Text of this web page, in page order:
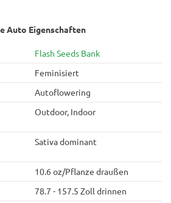
Auto Eigenschaften
Flash Seeds Bank
Feminisiert
Autoflowering
Outdoor, Indoor
Sativa dominant
10.6 oz/Pflanze draußen
78.7 - 157.5 Zoll drinnen